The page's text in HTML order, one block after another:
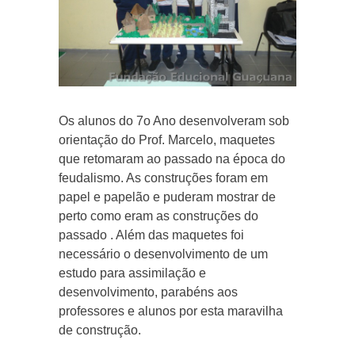
Os alunos do 7o Ano desenvolveram sob
orientação do Prof. Marcelo, maquetes
que retomaram ao passado na época do
feudalismo. As construções foram em
papel e papelão e puderam mostrar de
perto como eram as construções do
passado . Além das maquetes foi
necessário o desenvolvimento de um
estudo para assimilação e
desenvolvimento, parabéns aos
professores e alunos por esta maravilha
de construção.